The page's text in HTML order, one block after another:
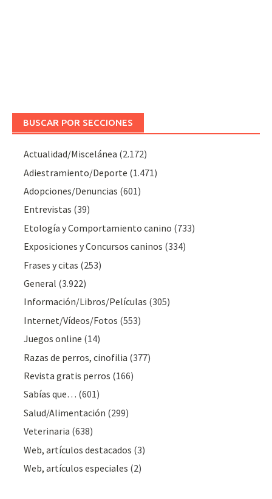
BUSCAR POR SECCIONES
Actualidad/Miscelánea (2.172)
Adiestramiento/Deporte (1.471)
Adopciones/Denuncias (601)
Entrevistas (39)
Etología y Comportamiento canino (733)
Exposiciones y Concursos caninos (334)
Frases y citas (253)
General (3.922)
Información/Libros/Películas (305)
Internet/Vídeos/Fotos (553)
Juegos online (14)
Razas de perros, cinofilia (377)
Revista gratis perros (166)
Sabías que… (601)
Salud/Alimentación (299)
Veterinaria (638)
Web, artículos destacados (3)
Web, artículos especiales (2)